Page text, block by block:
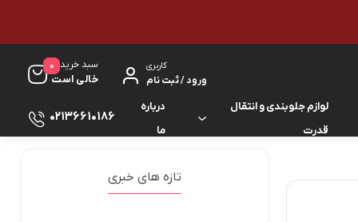
کاربری
ورود / ثبت نام
سبد خرید
خالی است
0
لوازم جلوبندی و انتقال
قدرت
درباره
ما
02136610186
تازه های خبری